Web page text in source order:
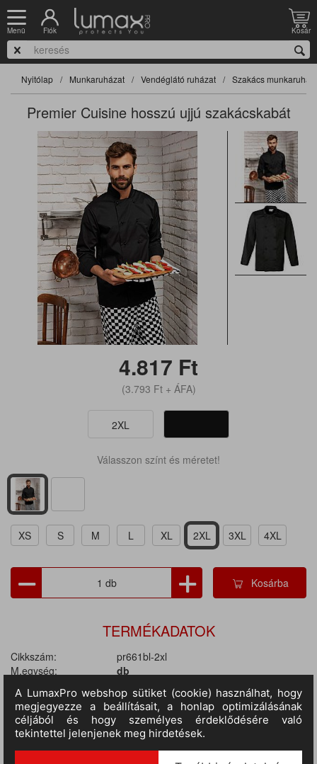
Menü Fiók Kosár
Nyitólap Munkaruházat Vendéglátó ruházat Szakács munkaruha
Premier Cuisine hosszú ujjú szakácskabát
4.817 Ft
(3.793 Ft+ ÁFA)
2XL
Válasszon színt és méretet!
XS S M L XL 2XL 3XL 4XL
Kosárba
TERMÉKADATOK
Cikkszám:
pr661bl-2xl
M.egység:
db
Méret:
2XL
Anyag:
65% poliészter / 35% pamut
Tulajdonságok:
195 gr/m2
II.RAKTÁRON
118 db